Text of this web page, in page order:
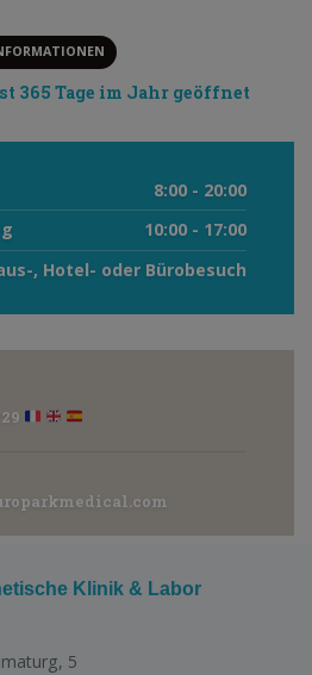
365 Tage im Jahr geöffnet
8:00 - 20:00
10:00 - 17:00
, Hotel- oder Bürobesuch
Klinik & Labor
5